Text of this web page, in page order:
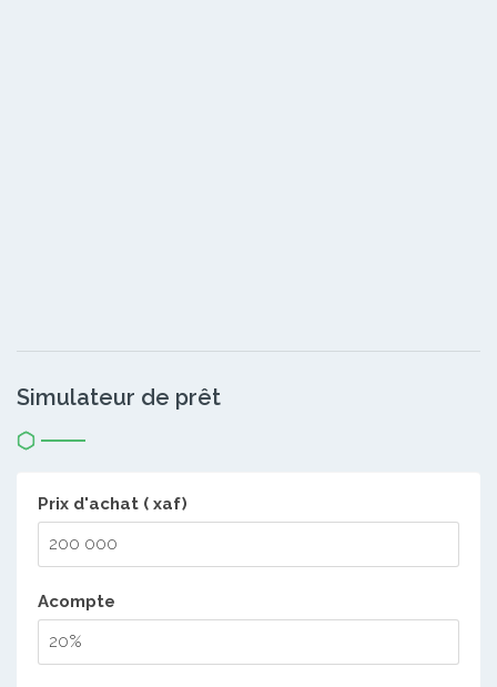
Simulateur de prêt
Prix d'achat ( xaf)
Acompte